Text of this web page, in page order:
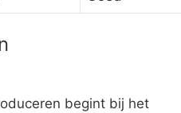
begint bij het